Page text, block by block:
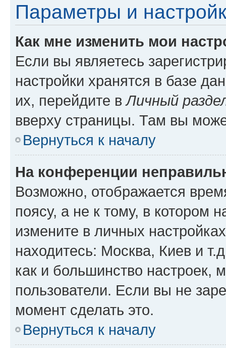
Параметры и
Как мне изменить мои
Если вы являетесь
настройки хранятся в базе
их, перейдите вЛичный
вверху страницы. Там вы
Вернуться к началу
На конференции
Возможно, отображается
поясу, а не к тому, в котором
измените в личных
находитесь: Москва, Киев и
как и большинство настроек,
пользователи. Если вы не
момент сделать это.
Вернуться к началу